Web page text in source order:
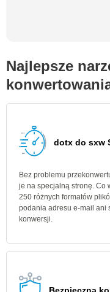
Najlepsze
dotx do sxw
Bez problemu
je na specjalną stronę. Co
250 różnych formatów
podania adresu e-mail ani
konwersji.